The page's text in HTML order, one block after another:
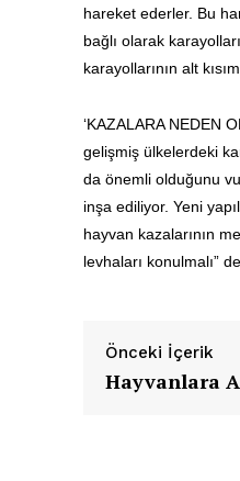
hareket ederler. Bu
bağlı olarak
karayollarının alt
‘KAZALARA NEDEN
gelişmiş ülkelerdeki
da önemli olduğunu
inşa ediliyor. Yeni
hayvan kazalarının
levhaları konulmalı”
Önceki İçerik
Hayvanlara